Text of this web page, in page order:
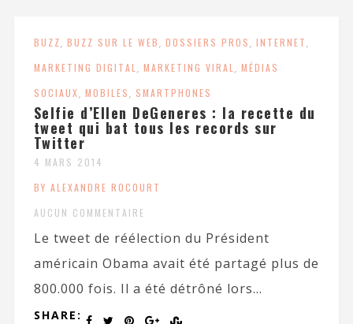
BUZZ, BUZZ SUR LE WEB, DOSSIERS PROS, INTERNET,
MARKETING DIGITAL , MARKETING VIRAL , MÉDIAS
SOCIAUX, MOBILES, SMARTPHONES
Selfie d’Ellen DeGeneres : la recette du
tweet qui bat tous les records sur
Twitter
4 MARS 2014
BY ALEXANDRE ROCOURT
AUCUN COMMENTAIRE
Le tweet de réélection du Président
américain Obama avait été partagé plus de
800.000 fois. Il a été détrôné lors...
SHARE: